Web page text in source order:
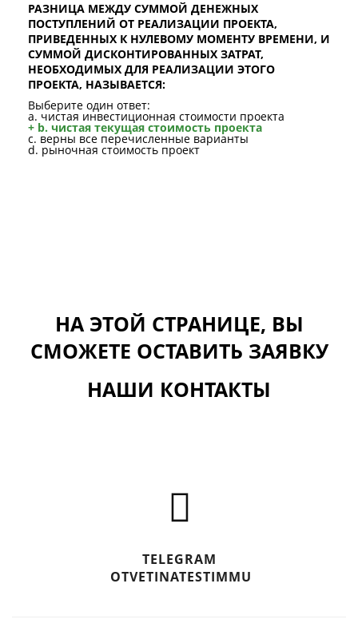
РАЗНИЦА МЕЖДУ СУММОЙ ДЕНЕЖНЫХ
ПОСТУПЛЕНИЙ ОТ РЕАЛИЗАЦИИ ПРОЕКТА,
ПРИВЕДЕННЫХ К НУЛЕВОМУ МОМЕНТУ ВРЕМЕНИ, И
СУММОЙ ДИСКОНТИРОВАННЫХ ЗАТРАТ,
НЕОБХОДИМЫХ ДЛЯ РЕАЛИЗАЦИИ ЭТОГО
ПРОЕКТА, НАЗЫВАЕТСЯ:
Выберите один ответ:
a. чистая инвестиционная стоимости проекта
+ b. чистая текущая стоимость проекта
c. верны все перечисленные варианты
d. рыночная стоимость проект
НА ЭТОЙ СТРАНИЦЕ, ВЫ
СМОЖЕТЕ ОСТАВИТЬ ЗАЯВКУ
НАШИ КОНТАКТЫ
TELEGRAM
OTVETINATESTIMMU